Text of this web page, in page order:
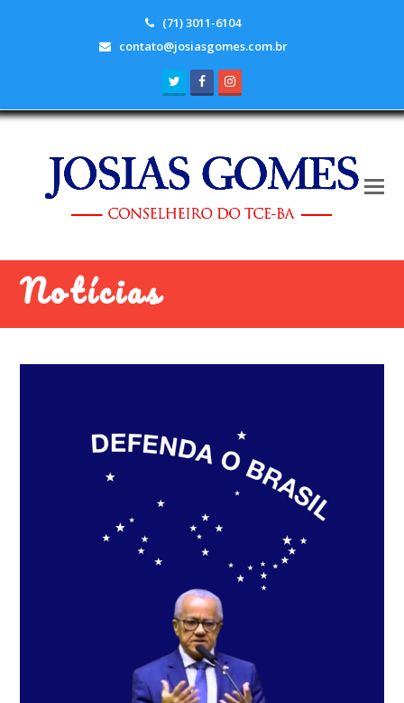
(71) 3011-6104
contato@josiasgomes.com.br
TwitterFacebook
Notícias